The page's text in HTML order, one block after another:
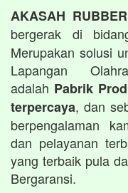
AKASAH RUBBER
bergerak di
Merupakan solusi
Lapangan
adalah Pabrik
terpercaya, dan
berpengalaman
dan pelayanan
yang terbaik pula
Bergaransi.